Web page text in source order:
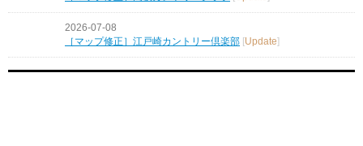
2026-07-08
［マップ修正］江戸崎カントリー倶楽部 Update